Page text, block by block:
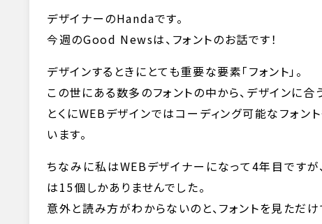
デザイナーのHandaです。
今週のGood Newsは、フォントのお話です！
デザインするときにとても重要な要素「フォント」。
この世にある数多のフォントの中から、デザインに
とくにWEBデザインではコーディング可能なフォン
います。
ちなみに私はWEBデザイナーになって4年目ですが
は15個しかありませんでした。
意外と読み方がわからないのと、フォントを見ただ